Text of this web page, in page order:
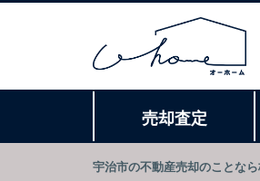
売却査定
宇治市の不動産売却のことな